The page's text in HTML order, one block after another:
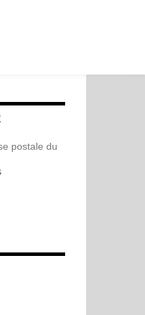
postale du